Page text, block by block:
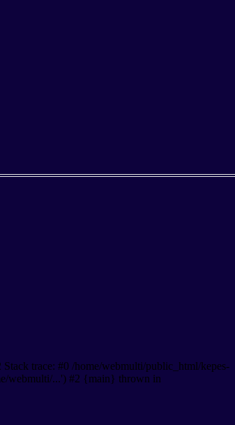
trace: #0 /home/webmulti/public_html/kepes-
webmulti/...') #2 {main} thrown in